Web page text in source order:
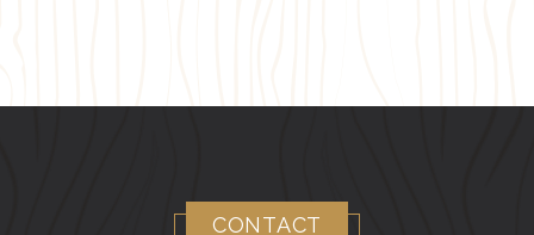
CONTACT